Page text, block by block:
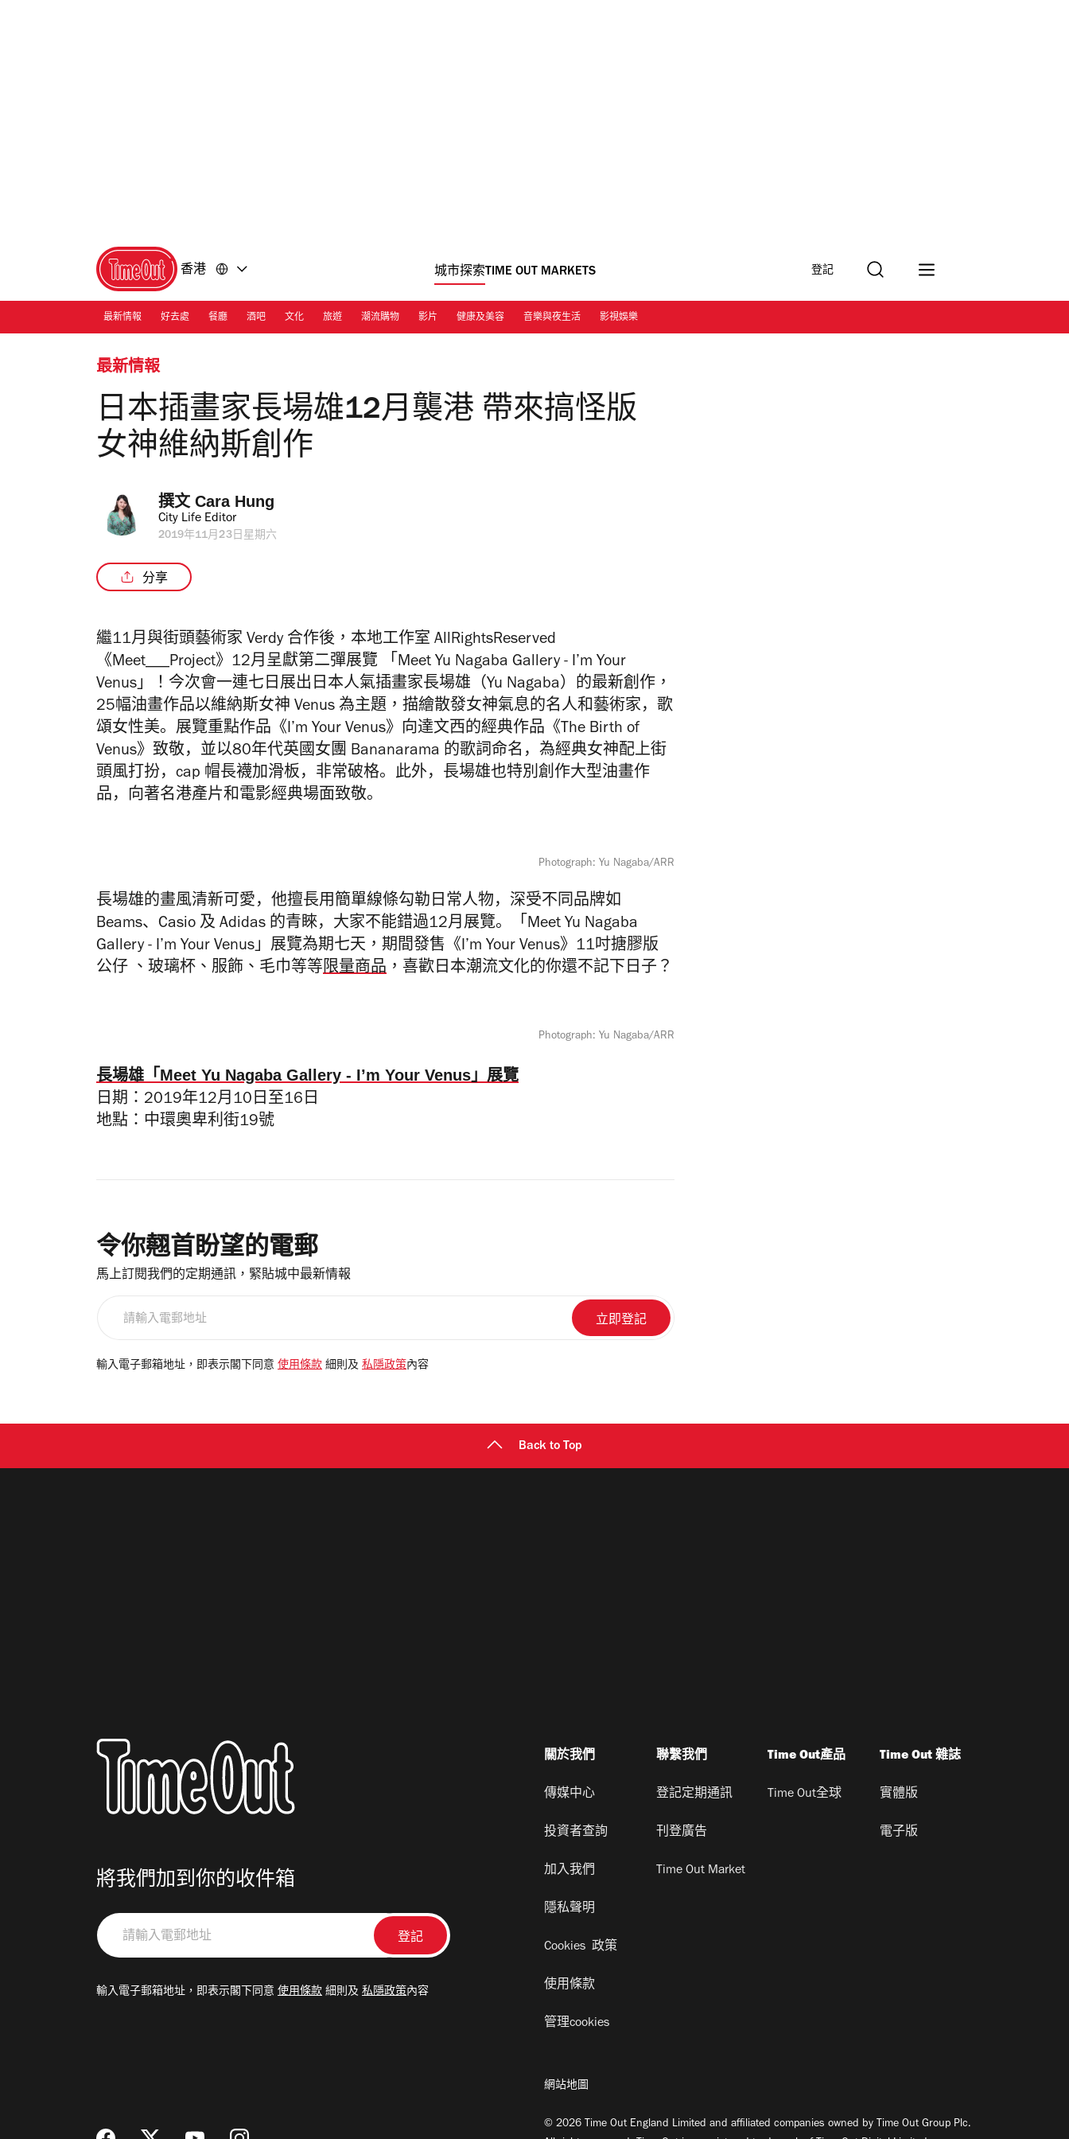
香港 城市探索TIME OUT MARKETS 登記
最新情報 好去處 餐廳 酒吧 文化 旅遊 潮流購物 影片 健康及美容 音樂與夜生活 影視娛樂
最新情報
日本插畫家長場雄12月襲港 帶來搞怪版
女神維納斯創作
撰文 Cara Hung
City Life Editor
2019年11月23日星期六
分享
繼11月與街頭藝術家 Verdy 合作後，本地工作室 AllRightsReserved
《Meet___Project》12月呈獻第二彈展覽 「Meet Yu Nagaba Gallery - I’m Your
Venus」！今次會一連七日展出日本人氣插畫家長場雄（Yu Nagaba）的最新創作，
25幅油畫作品以維納斯女神 Venus 為主題，描繪散發女神氣息的名人和藝術家，歌
頌女性美。 展覽重點作品《I’m Your Venus》 向達文西的經典作品 《The Birth of
Venus》致敬，並以80年代英國女團 Bananarama 的歌詞命名，為經典女神配上街
頭風打扮，cap 帽長襪加滑板，非常破格。此外，長場雄也特別創作大型油畫作
品，向著名港產片和電影經典場面致敬。
Photograph: Yu Nagaba/ARR
長場雄的畫風清新可愛，他擅長用簡單線條勾勒日常人物，深受不同品牌如
Beams、Casio 及 Adidas 的青睞，大家不能錯過12月展覽。
「Meet Yu Nagaba
Gallery - I’m Your Venus」 展覽為期七天，期間發售《I’m Your Venus》11吋搪膠版
公仔 、玻璃杯、服飾、毛巾等等限量商品 ，喜歡日本潮流文化的你還不記下日子？
Photograph: Yu Nagaba/ARR
長場雄「Meet Yu Nagaba Gallery - I’m Your Venus」展覽
日期：2019年12月10日至16日
地點：中環奧卑利街19號
令你翹首盼望的電郵
馬上訂閱我們的定期通訊，緊貼城中最新情報
電
輸入電子郵箱地址，即表示閣下同意 使用條款 細則及 私隱政策 內容
Back to Top
將我們加到你的收件箱
請
輸
郵
輸入電子郵箱地址，即表示閣下同意 使用條款 細則及 私隱政策內容
關於我們
傳媒中心
投資者查詢
加入我們
隱私聲明
Cookies 政策
使用條款
管理cookies
聯繫我們
登記定期通訊
刊登廣告
Time Out Market
Time Out產品
Time Out全球
Time Out 雜誌
實體版
電子版
網站地圖
© 2026 Time Out England Limited and affiliated companies owned by Time Out Group Plc.